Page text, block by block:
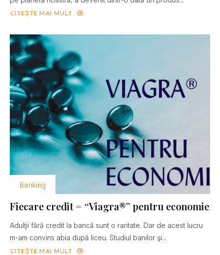
CITEȘTE MAI MULT
Banking
Fiecare credit = “Viagra®” pentru economie
Adulţii fără credit la bancă sunt o raritate. Dar de acest lucru
m-am convins abia după liceu. Studiul banilor şi...
CITEȘTE MAI MULT